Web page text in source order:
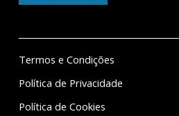
Termos e Condições
Política de Privacidade
Política de Cookies